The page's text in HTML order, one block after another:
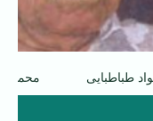
طباطبایی